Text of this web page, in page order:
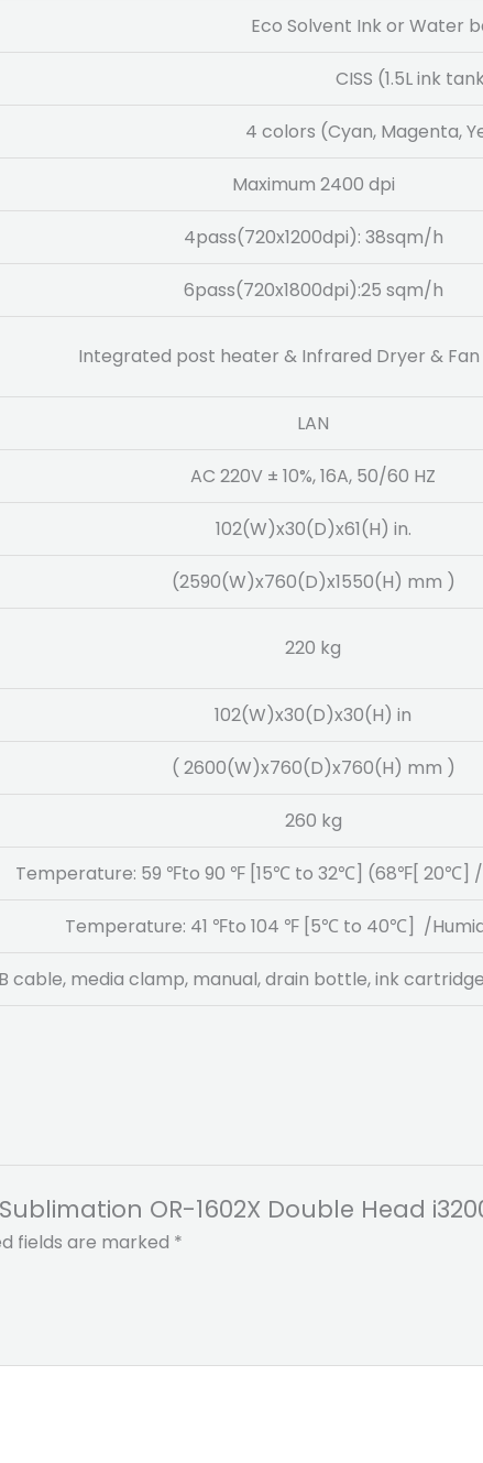
Eco Solvent Ink or Water
CISS (1.5L ink
4 colors (Cyan, Magenta,
Maximum 2400 dpi
4pass(720x1200dpi): 38sqm/h
6pass(720x1800dpi):25 sqm/h
Integrated post heater & Infrared Dryer &
LAN
AC 220V ± 10%, 16A, 50/60 HZ
102(W)x30(D)x61(H) in.
(2590(W)x760(D)x1550(H) mm )
220 kg
102(W)x30(D)x30(H) in
( 2600(W)x760(D)x760(H) mm )
260 kg
Temperature: 59 ℉to 90 ℉ [15℃ to 32℃] (68℉[ 20℃] /
Temperature: 41 ℉to 104 ℉ [5℃ to 40℃] /
cable, media clamp, manual, drain bottle, ink
OR-1602X Double Head
fields are marked *